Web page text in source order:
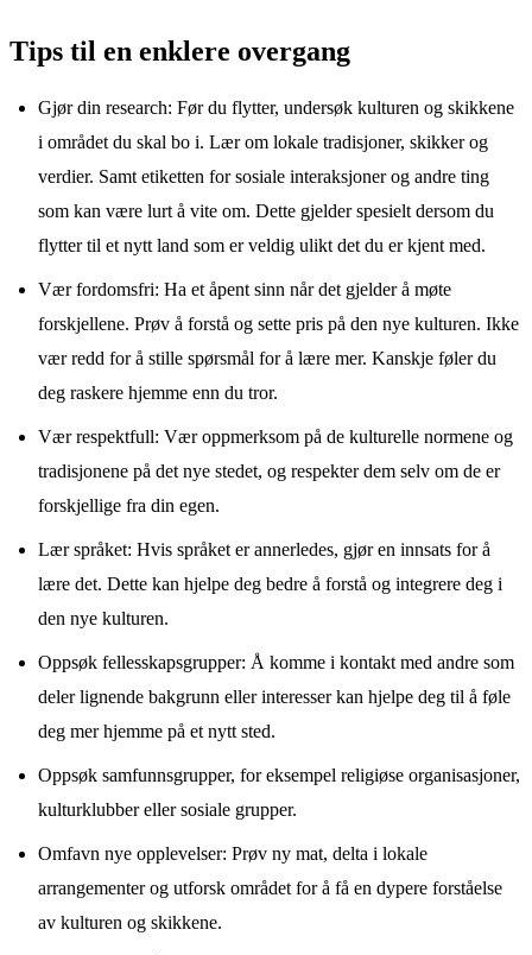
Tips til en enklere overgang
Gjør din research: Før du flytter, undersøk kulturen og skikkene
i området du skal bo i. Lær om lokale tradisjoner, skikker og
verdier. Samt etiketten for sosiale interaksjoner og andre ting
som kan være lurt å vite om. Dette gjelder spesielt dersom du
flytter til et nytt land som er veldig ulikt det du er kjent med.
Vær fordomsfri: Ha et åpent sinn når det gjelder å møte
forskjellene. Prøv å forstå og sette pris på den nye kulturen. Ikke
vær redd for å stille spørsmål for å lære mer. Kanskje føler du
deg raskere hjemme enn du tror.
Vær respektfull: Vær oppmerksom på de kulturelle normene og
tradisjonene på det nye stedet, og respekter dem selv om de er
forskjellige fra din egen.
Lær språket: Hvis språket er annerledes, gjør en innsats for å
lære det. Dette kan hjelpe deg bedre å forstå og integrere deg i
den nye kulturen.
Oppsøk fellesskapsgrupper: Å komme i kontakt med andre som
deler lignende bakgrunn eller interesser kan hjelpe deg til å føle
deg mer hjemme på et nytt sted.
Oppsøk samfunnsgrupper, for eksempel religiøse organisasjoner,
kulturklubber eller sosiale grupper.
Omfavn nye opplevelser: Prøv ny mat, delta i lokale
arrangementer og utforsk området for å få en dypere forståelse
av kulturen og skikkene.